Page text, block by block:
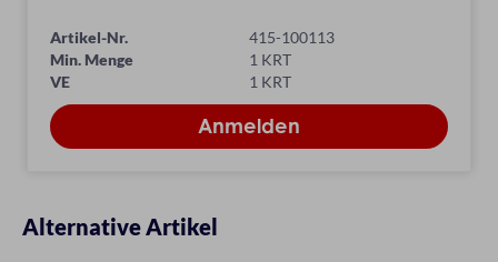
Artikel-Nr.
415-100113
Min. Menge
1 KRT
VE
1 KRT
Alternative Artikel